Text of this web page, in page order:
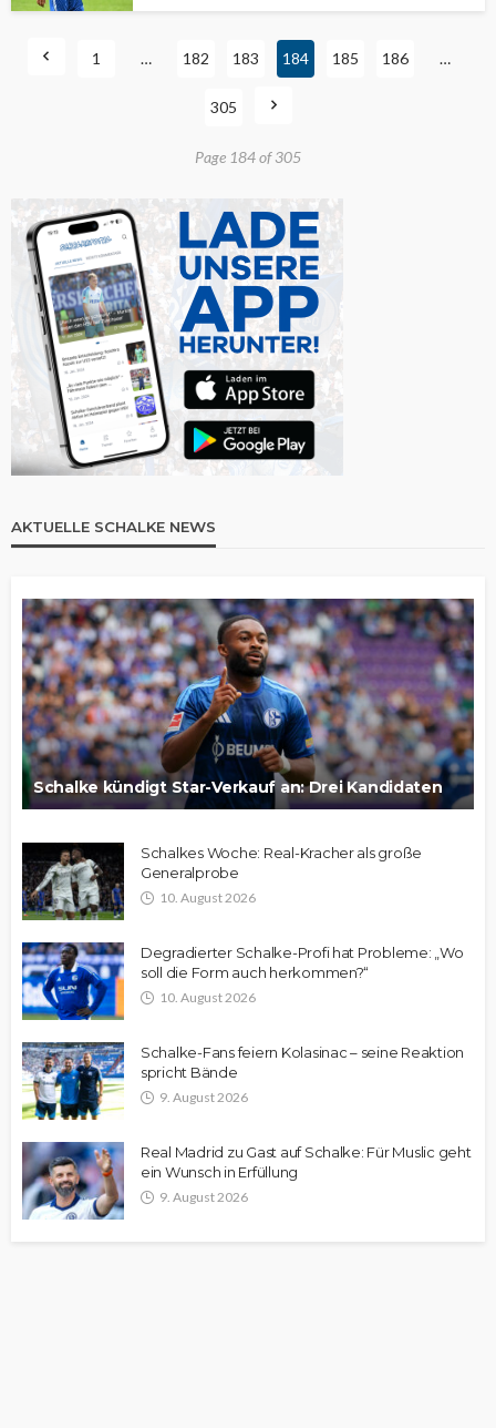
1 … 182 183 184 185 186 …
305
Page 184 of 305
AKTUELLE SCHALKE NEWS
Schalke kündigt Star-Verkauf an: Drei Kandidaten
Schalkes Woche: Real-Kracher als große
Generalprobe
10. August 2026
Degradierter Schalke-Profi hat Probleme: „Wo
soll die Form auch herkommen?“
10. August 2026
Schalke-Fans feiern Kolasinac – seine Reaktion
spricht Bände
9. August 2026
Real Madrid zu Gast auf Schalke: Für Muslic geht
ein Wunsch in Erfüllung
9. August 2026